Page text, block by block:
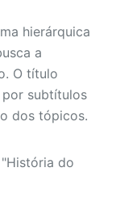
hierárquica
a
O título
por subtítulos
dos tópicos.
do